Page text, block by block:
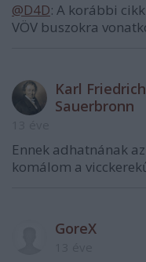
@D4D: A korábbi
VÖV buszokra
Karl
Sauerbronn
Ennek adhatnának
komálom a
GoreX